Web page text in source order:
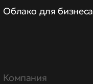
Облако для бизнеса
Компания